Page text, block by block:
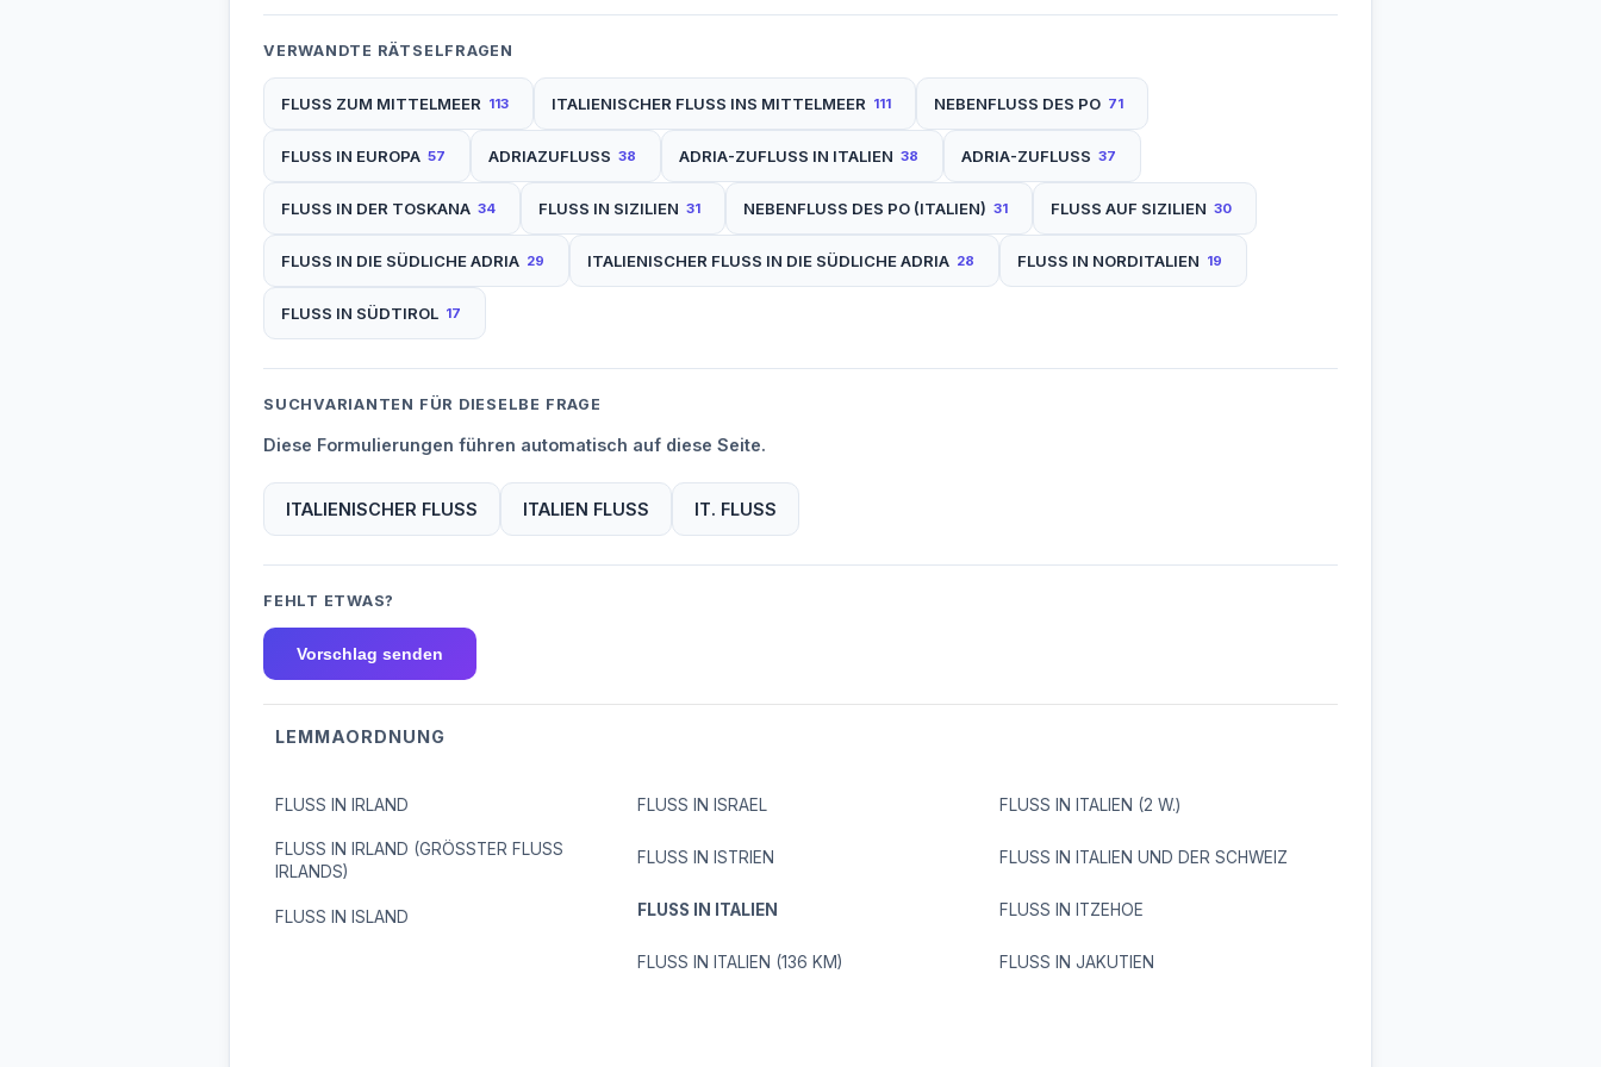
VERWANDTE RÄTSELFRAGEN
FLUSS ZUM MITTELMEER 113 ITALIENISCHER FLUSS INS MITTELMEER 111 NEBENFLUSS DES PO 71
FLUSS IN EUROPA 57 ADRIAZUFLUSS 38 ADRIA-ZUFLUSS IN ITALIEN 38 ADRIA-ZUFLUSS 37
FLUSS IN DER TOSKANA 34 FLUSS IN SIZILIEN 31 NEBENFLUSS DES PO (ITALIEN) 31 FLUSS AUF SIZILIEN 30
FLUSS IN DIE SÜDLICHE ADRIA 29 ITALIENISCHER FLUSS IN DIE SÜDLICHE ADRIA 28 FLUSS IN NORDITALIEN 19
FLUSS IN SÜDTIROL 17
SUCHVARIANTEN FÜR DIESELBE FRAGE
Diese Formulierungen führen automatisch auf diese Seite.
ITALIENISCHER FLUSS ITALIEN FLUSS IT. FLUSS
FEHLT ETWAS?
Vorschlag senden
LEMMAORDNUNG
FLUSS IN IRLAND
FLUSS IN IRLAND (GRÖSSTER FLUSS
IRLANDS)
FLUSS IN ISLAND
FLUSS IN ISRAEL
FLUSS IN ISTRIEN
FLUSS IN ITALIEN
FLUSS IN ITALIEN (136 KM)
FLUSS IN ITALIEN (2 W.)
FLUSS IN ITALIEN UND DER SCHWEIZ
FLUSS IN ITZEHOE
FLUSS IN JAKUTIEN